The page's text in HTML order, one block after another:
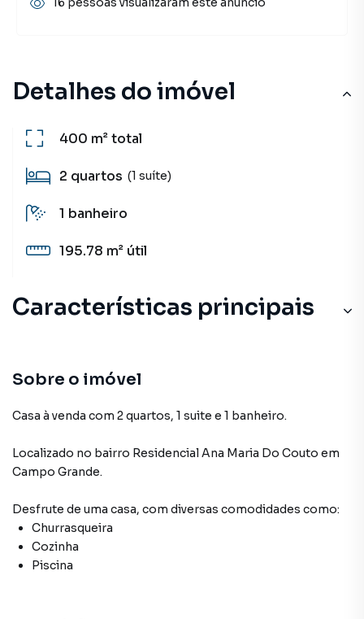
Detalhes do imóvel
400 m²total
2 quartos (1 suíte)
1 banheiro
195.78 m² útil
Características principais
Sobre o imóvel
Casa à venda com 2 quartos, 1 suite e 1 banheiro.
Localizado no bairro Residencial Ana Maria Do Couto em
Campo Grande.
Desfrute de uma casa, com diversas comodidades como:
Churrasqueira
Cozinha
Piscina